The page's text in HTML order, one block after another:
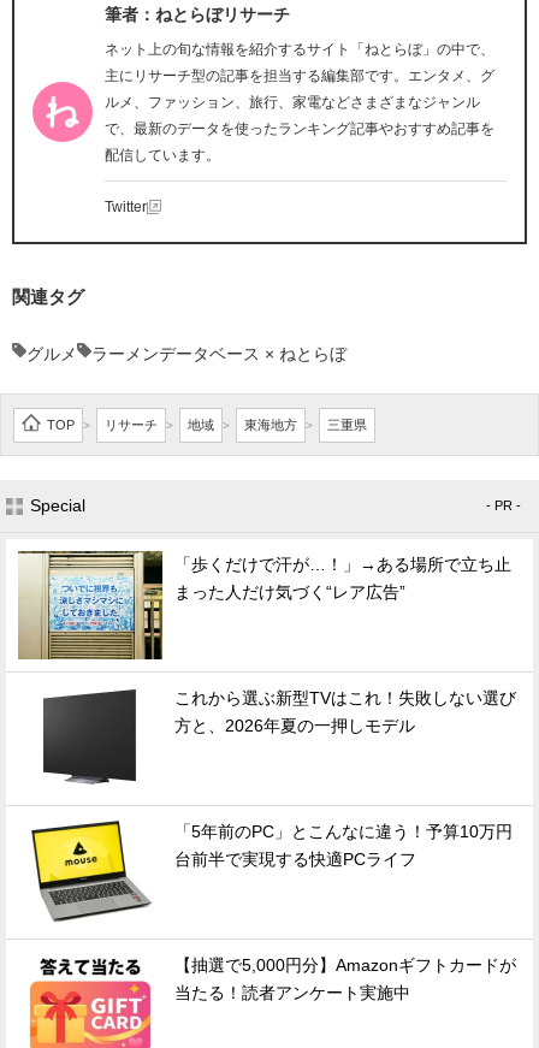
筆者：ねとらぼリサーチ
ネット上の旬な情報を紹介するサイト「ねとらぼ」の中で、
主にリサーチ型の記事を担当する編集部です。エンタメ、グ
ルメ、ファッション、旅行、家電などさまざまなジャンル
で、最新のデータを使ったランキング記事やおすすめ記事を
配信しています。
Twitter
関連タグ
グルメ ラーメンデータベース × ねとらぼ
TOP > リサーチ > 地域 > 東海地方 > 三重県
Special - PR -
「歩くだけで汗が…！」→ある場所で立ち止
まった人だけ気づく“レア広告”
これから選ぶ新型TVはこれ！失敗しない選び
方と、2026年夏の一押しモデル
「5年前のPC」とこんなに違う！予算10万円
台前半で実現する快適PCライフ
【抽選で5,000円分】Amazonギフトカードが
当たる！読者アンケート実施中